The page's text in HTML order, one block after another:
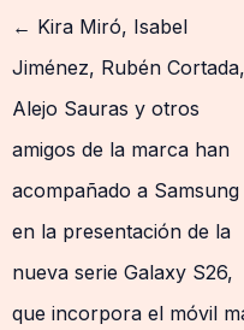
← Kira Miró, Isabel
Jiménez, Rubén Cortada,
Alejo Sauras y otros
amigos de la marca han
acompañado a Samsung
en la presentación de la
nueva serie Galaxy S26,
que incorpora el móvil